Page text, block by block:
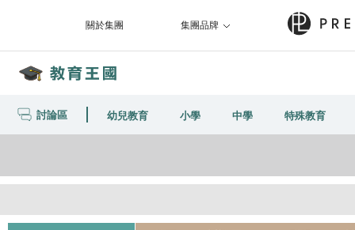
關於集團 集團品牌
討論區 幼兒教育 小學 中學 特殊教育